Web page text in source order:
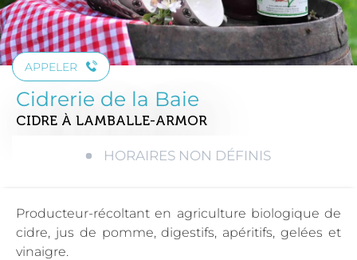
APPELER
Cidrerie de la Baie
CIDRE À LAMBALLE-ARMOR
HORAIRES NON DÉFINIS
Producteur-récoltant en agriculture biologique de
cidre, jus de pomme, digestifs, apéritifs, gelées et
vinaigre.